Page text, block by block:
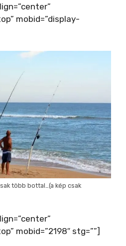
mobid=”display-
több bottal…(a kép csak
mobid=”2198″ stg=””]